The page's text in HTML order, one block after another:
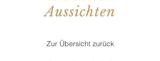
Aussichten
Zur Übersicht zurück